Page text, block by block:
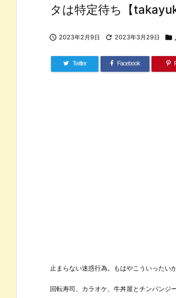
タは特定待ち【
 2023年2月9日  2023年3月29日 
Twitter Facebook
止まらない迷惑行為。もはやこういったい
回転寿司、カラオケ、牛丼屋とチンパンジ